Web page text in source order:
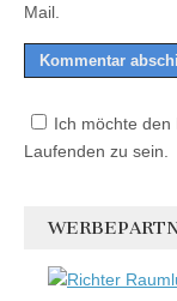
Mail.
Ich möchte
Laufenden zu sein.